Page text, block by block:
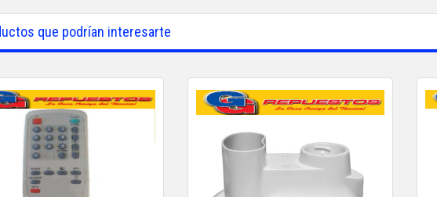
que podrían interesarte